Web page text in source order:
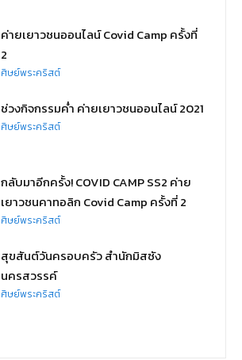
ค่ายเยาวชนออนไลน์ Covid Camp ครั้งที่
2
ศิษย์พระคริสต์
ช่วงกิจกรรมค่ำ ค่ายเยาวชนออนไลน์ 2021
ศิษย์พระคริสต์
กลับมาอีกครั้ง! COVID CAMP SS2 ค่าย
เยาวชนคาทอลิก Covid Camp ครั้งที่ 2
ศิษย์พระคริสต์
สุขสันต์วันครอบครัว สำนักมิสซัง
นครสวรรค์
ศิษย์พระคริสต์